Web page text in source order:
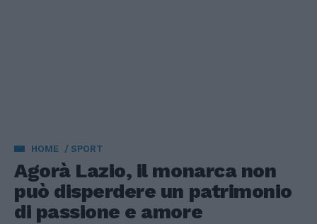
HOME SPORT
Agorà Lazio, il monarca non
può disperdere un patrimonio
di passione e amore